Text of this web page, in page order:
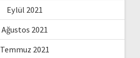
Eylül 2021
Ağustos 2021
Temmuz 2021